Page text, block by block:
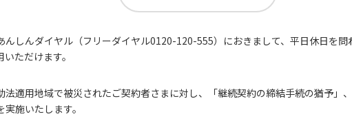
んしんダイヤル（フリーダイヤル0120-120-555）におきまして、平日休日を問
ただけます。
法適用地域で被災されたご契約者さまに対し、「継続契約の締結手続の猶予」
施いたします。